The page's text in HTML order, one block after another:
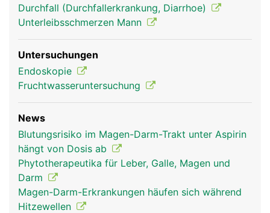
frau
Kopf Links Mann
Durchfall (Durchfallerkrankung, Diarrhoe)
Unterleibsschmerzen Mann
Untersuchungen
Endoskopie
Fruchtwasseruntersuchung
News
Blutungsrisiko im Magen-Darm-Trakt unter Aspirin
hängt von Dosis ab
Phytotherapeutika für Leber, Galle, Magen und
Darm
Magen-Darm-Erkrankungen häufen sich während
Hitzewellen